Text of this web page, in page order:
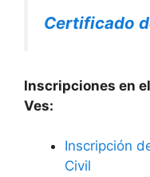
Certificado
Inscripciones en
Ves:
Inscripción
Civil